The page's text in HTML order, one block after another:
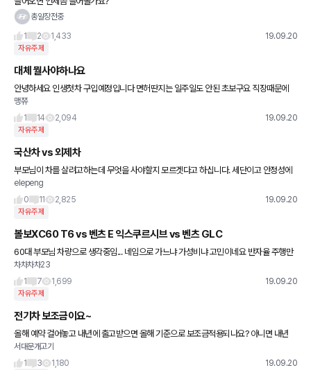
총알장전중
1
2 1,433 19.09.20
자유주제
대체 뭘사야하나요
안녕하세요 인생첫차 구입예정입니다 면허딴지는 일주일도 안된 초보구요 직장때문에
차가 당장 필요합니당 ㅠ 4천만원 모은거로 사려고 하는데 Suv가 넓게보인다해서 suv
에 더 눈이가네용 뭔가 더커서
맹쮸
1
14 2,094 19.09.20
자유주제
국산차 vs 외제차
부모님이 차를 살려고하는데 무엇을 사야할지 모르겟다고 하십니다. 세단이고 안정성에
중점을 두고 있습니다. 벤츠 s 세단을 알아보시다가 국산 g90도 급관심가지셧습니다. 오
elepeng
0
11 2,825 19.09.20
자유주제
볼보XC60 T6 vs 벤츠 E 익스쿠르시브 vs 벤츠 GLC
60대 부모님 차량으로 생각중임... 네임으로 가느냐 가성비냐 고민이네요 반자율 주행만
있으면 벤츠인데....
차차차차23
1
7 1,699 19.09.20
자유주제
전기차 보조금이요~
올해 예약 걸어놓고 내년에 출고받으면 올해 기준으로 보조금적용되나요? 아니면 내년
기준으로???
서대문개고기
1
3 1,180 19.09.20